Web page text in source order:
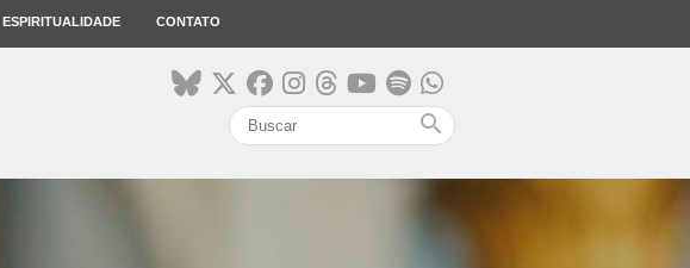
ESPIRITUALIDADE CONTATO
search